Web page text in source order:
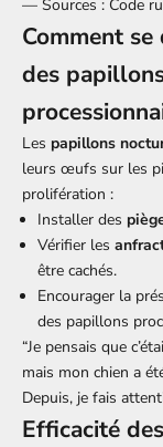
— Sources : Code
Comment
des
Les papillons
leurs œufs sur les
prolifération :
Installer des
Vérifier les
être cachés.
Encourager la
des papillons
“Je pensais que
mais mon chien a
Depuis, je fais
Efficacité